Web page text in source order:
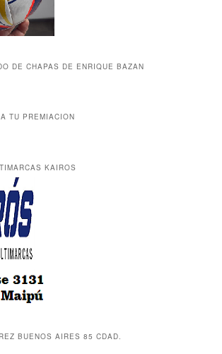
DE CHAPAS DE ENRIQUE BAZAN
TU PREMIACION
KAIROS
BUENOS AIRES 85 CDAD.